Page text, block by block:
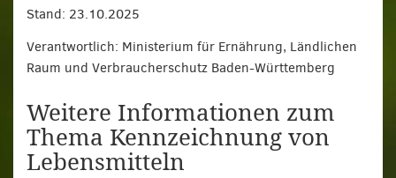
Stand: 23.10.2025
Verantwortlich: Ministerium für Ernährung, Ländlichen
Raum und Verbraucherschutz Baden-Württemberg
Weitere Informationen zum
Thema Kennzeichnung von
Lebensmitteln